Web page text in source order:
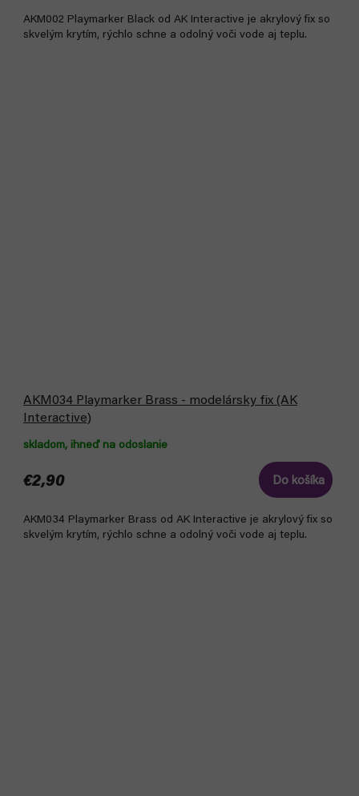
AKM002 Playmarker Black od AK Interactive je akrylový fix so
skvelým krytím, rýchlo schne a odolný voči vode aj teplu.
AKM034 Playmarker Brass - modelársky fix (AK
Interactive)
skladom, ihneď na odoslanie
€2,90 Do košíka
AKM034 Playmarker Brass od AK Interactive je akrylový fix so
skvelým krytím, rýchlo schne a odolný voči vode aj teplu.